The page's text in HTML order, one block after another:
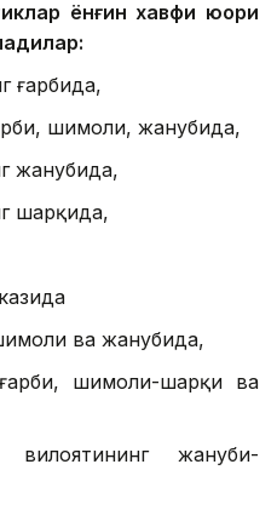
ёнғин хавфи юқори
ғарбида,
шимоли, жанубида,
жанубида,
шарқида,
ва жанубида,
шимоли-шарқи ва
жануби-